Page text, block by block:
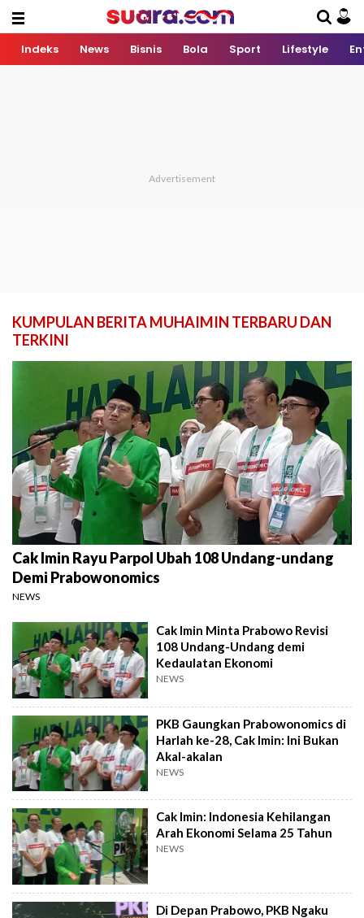
Indeks News Bisnis Bola Sport Lifestyle
KUMPULAN BERITA MUHAIMIN TERBARU DAN
TERKINI
Cak Imin Rayu Parpol Ubah 108 Undang-undang
Demi Prabowonomics
NEWS
Cak Imin Minta Prabowo Revisi
108 Undang-Undang demi
Kedaulatan Ekonomi
NEWS
PKB Gaungkan Prabowonomics di
Harlah ke-28, Cak Imin: Ini Bukan
Akal-akalan
NEWS
Cak Imin: Indonesia Kehilangan
Arah Ekonomi Selama 25 Tahun
NEWS
Di Depan Prabowo, PKB Ngaku